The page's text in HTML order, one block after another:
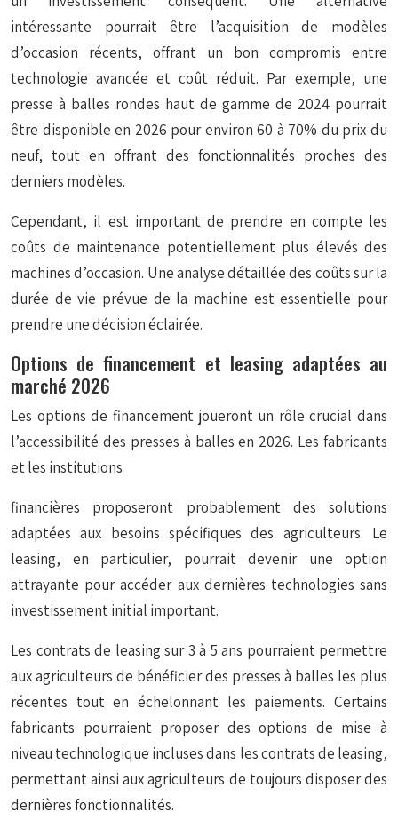
intéressante pourrait être l’acquisition de modèles
d’occasion récents, offrant un bon compromis entre
technologie avancée et coût réduit. Par exemple, une
presse à balles rondes haut de gamme de 2024 pourrait
être disponible en 2026 pour environ 60 à 70% du prix du
neuf, tout en offrant des fonctionnalités proches des
derniers modèles.
Cependant, il est important de prendre en compte les
coûts de maintenance potentiellement plus élevés des
machines d’occasion. Une analyse détaillée des coûts sur la
durée de vie prévue de la machine est essentielle pour
prendre une décision éclairée.
Options de financement et leasing adaptées au
marché 2026
Les options de financement joueront un rôle crucial dans
l’accessibilité des presses à balles en 2026. Les fabricants
et les institutions
financières proposeront probablement des solutions
adaptées aux besoins spécifiques des agriculteurs. Le
leasing, en particulier, pourrait devenir une option
attrayante pour accéder aux dernières technologies sans
investissement initial important.
Les contrats de leasing sur 3 à 5 ans pourraient permettre
aux agriculteurs de bénéficier des presses à balles les plus
récentes tout en échelonnant les paiements. Certains
fabricants pourraient proposer des options de mise à
niveau technologique incluses dans les contrats de leasing,
permettant ainsi aux agriculteurs de toujours disposer des
dernières fonctionnalités.